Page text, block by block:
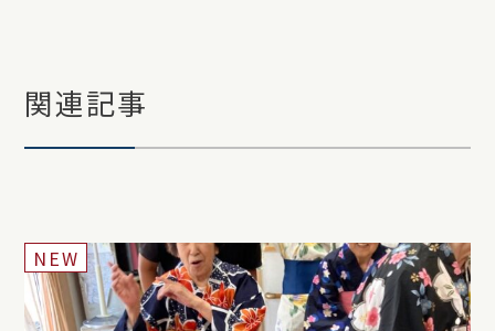
関連記事
NEW